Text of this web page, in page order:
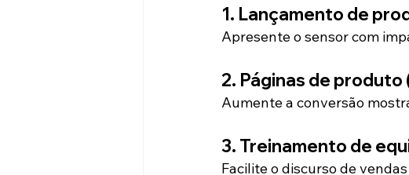
1. Lançamento de
Apresente o sensor com
2. Páginas de
Aumente a conversão
3. Treinamento de
Facilite o discurso de